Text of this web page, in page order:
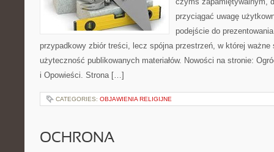
przyciągać uwagę
podejście do
przypadkowy zbiór treści, lecz spójna przestrzeń, w której ważne
użyteczność publikowanych materiałów. Nowości na stronie:
i Opowieści. Strona […]
CATEGORIES: OBJAWIENIA RELIGIJNE
OCHRONA